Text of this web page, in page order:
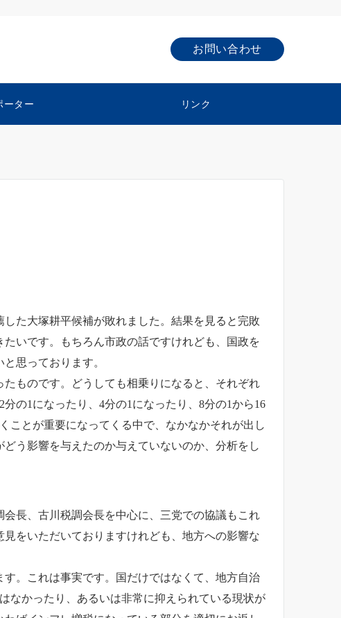
お問い合わせ
ーター リンク
た大塚耕平候補が敗れました。結果を見ると完敗
いです。もちろん市政の話ですけれども、国政を
思っております。
ものです。どうしても相乗りになると、それぞれ
の1になったり、4分の1になったり、8分の1から16
ことが重要になってくる中で、なかなかそれが出し
う影響を与えたのか与えていないのか、分析をし
長、古川税調会長を中心に、三党での協議もこれ
をいただいておりますけれども、地方への影響な
。これは事実です。国だけではなくて、地方自治
なかったり、あるいは非常に抑えられている現状が